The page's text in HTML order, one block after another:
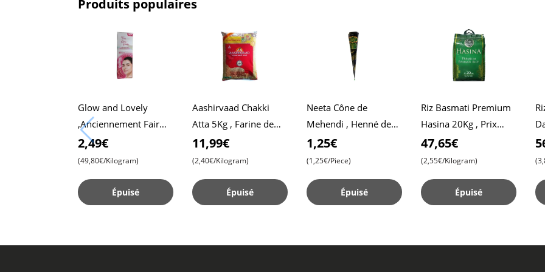
Produits populaires
Glow and Lovely
,Anciennement Fair
and Lovely, 50g Pack ,
Formule Avancée pour
2,49€
(49,80€/Kilogram)
Épuisé
Aashirvaad Chakki
Atta 5Kg , Farine de
blé entier , Roti
moelleux , Chapati
11,99€
(2,40€/Kilogram)
Épuisé
Neeta Cône de
Mehendi , Henné de
Haute Qualité pour
Dessins Précis , Prêt à
1,25€
(1,25€/Piece)
Épuisé
Riz Basmati Premium
Hasina 20Kg , Prix
abordable , Qualité
premium , Extase
47,65€
(2,55€/Kilogram)
Épuisé